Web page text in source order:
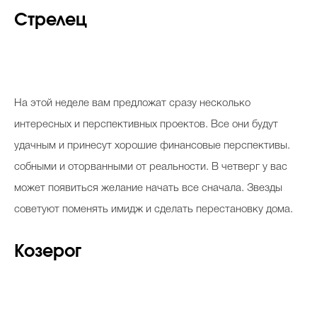
Стрелец
На этой неделе вам предложат сразу несколько
интересных и перспективных проектов. Все они будут
удачным и принесут хорошие финансовые перспективы.
собными и оторванными от реальности. В четверг у вас
может появиться желание начать все сначала. Звезды
советуют поменять имидж и сделать перестановку дома.
Козерог